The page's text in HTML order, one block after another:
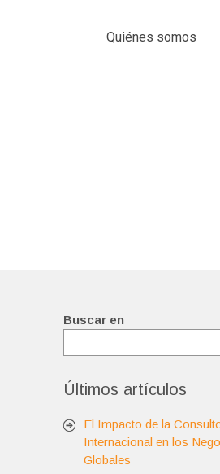
Quiénes somos
Buscar en
Últimos artículos
El Impacto de la
Internacional en los
Globales